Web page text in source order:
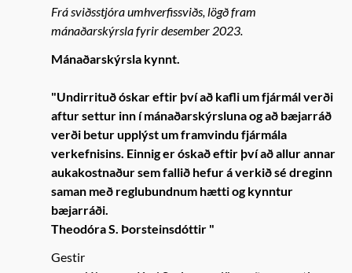
Frá sviðsstjóra umhverfissviðs, lögð fram
mánaðarskýrsla fyrir desember 2023.
Mánaðarskýrsla kynnt.
"Undirrituð óskar eftir því að kafli um fjármál verði
aftur settur inn í mánaðarskýrsluna og að bæjarráð
verði betur upplýst um framvindu fjármála
verkefnisins. Einnig er óskað eftir því að allur annar
aukakostnaður sem fallið hefur á verkið sé dreginn
saman með reglubundnum hætti og kynntur
bæjarráði.
Theodóra S. Þorsteinsdóttir "
Gestir